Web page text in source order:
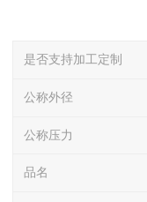
是否支持加工定制
公称外径
公称压力
品名